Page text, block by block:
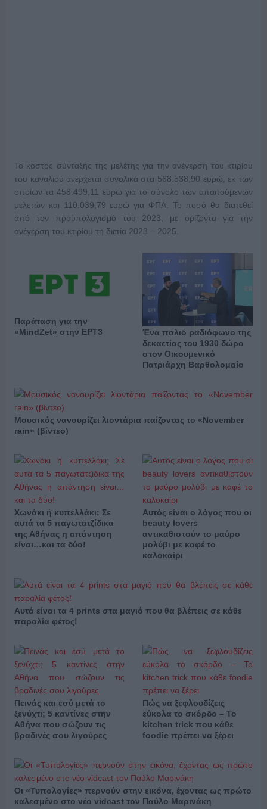
Το κόστος σύνταξης της μελέτης για την ανέγερση του κτιρίου
του καναλιού ανέρχεται συνολικά στα 568.538,90 ευρώ, εκ των
οποίων τα 458.499,11 ευρώ για το σύνολο των απαιτούμενων
μελετών και 110.039,79 ευρώ για ΦΠΑ. Το ποσό θα διατεθεί
από τον προϋπολογισμό του 2023, με ορίζοντα για την
ανέγερση του κτιρίου τη διετία 2023 – 2025.
Παράταση για την
«MindZet» στην ΕΡΤ3
Ένα παλιό ραδιόφωνο της
δεκαετίας του 1930 δώρο
στον Οικουμενικό
Πατριάρχη Βαρθολομαίο
Μουσικός νανουρίζει λιοντάρια παίζοντας το «November
rain» (βίντεο)
Χωνάκι ή κυπελλάκι; Σε
αυτά τα 5 παγωτατζίδικα
της Αθήνας η απάντηση
είναι…και τα δύο!
Αυτός είναι ο λόγος που οι
beauty lovers
αντικαθιστούν το μαύρο
μολύβι με καφέ το
καλοκαίρι
Αυτά είναι τα 4 prints στα μαγιό που θα βλέπεις σε κάθε
παραλία φέτος!
Πεινάς και εσύ μετά το
ξενύχτι; 5 καντίνες στην
Αθήνα που σώζουν τις
βραδινές σου λιγούρες
Πώς να ξεφλουδίζεις
εύκολα το σκόρδο – Το
kitchen trick που κάθε
foodie πρέπει να ξέρει
Οι «Τυπολογίες» περνούν στην εικόνα, έχοντας ως πρώτο
καλεσμένο στο νέο vidcast τον Παύλο Μαρινάκη